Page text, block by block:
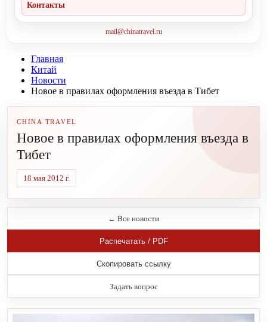
Контакты
mail@chinatravel.ru
Главная
Китай
Новости
Новое в правилах оформления въезда в Тибет
CHINA TRAVEL
Новое в правилах оформления въезда в
Тибет
18 мая 2012 г.
← Все новости
Распечатать / PDF
Скопировать ссылку
Задать вопрос